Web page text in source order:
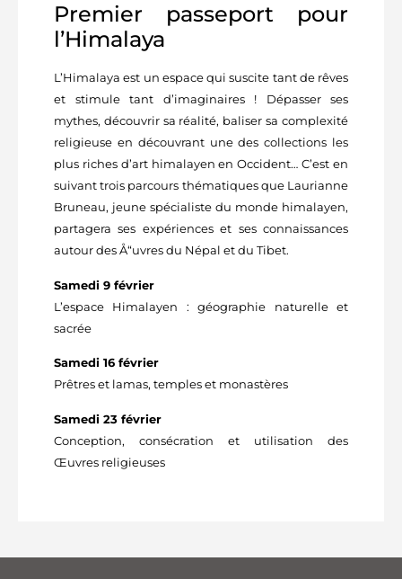
Premier passeport pour
l’Himalaya
L’Himalaya est un espace qui suscite tant de rêves
et stimule tant d’imaginaires ! Dépasser ses
mythes, découvrir sa réalité, baliser sa complexité
religieuse en découvrant une des collections les
plus riches d’art himalayen en Occident… C’est en
suivant trois parcours thématiques que Laurianne
Bruneau, jeune spécialiste du monde himalayen,
partagera ses expériences et ses connaissances
autour des Å“uvres du Népal et du Tibet.
Samedi 9 février
L’espace Himalayen : géographie naturelle et
sacrée
Samedi 16 février
Prêtres et lamas, temples et monastères
Samedi 23 février
Conception, consécration et utilisation des
Œuvres religieuses